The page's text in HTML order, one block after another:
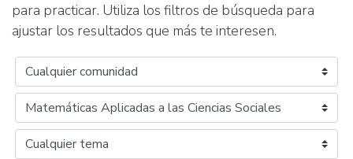
para practicar. Utiliza los filtros de búsqueda para
ajustar los resultados que más te interesen.